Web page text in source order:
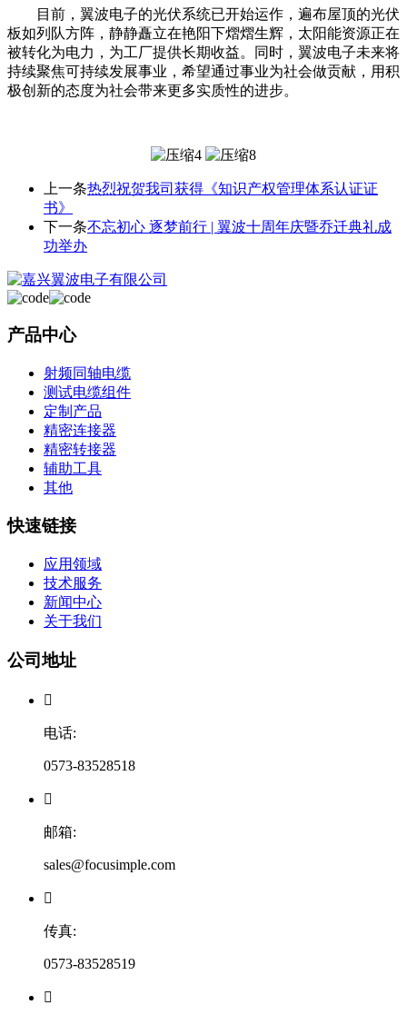
目前，翼波电子的光伏系统已开始运作，遍布屋顶的光伏
板如列队方阵，静静矗立在艳阳下熠熠生辉，太阳能资源正在
被转化为电力，为工厂提供长期收益。同时，翼波电子未来将
持续聚焦可持续发展事业，希望通过事业为社会做贡献，用积
极创新的态度为社会带来更多实质性的进步。
上一条热烈祝贺我司获得《知识产权管理体系认证证
书》
下一条不忘初心 逐梦前行 | 翼波十周年庆暨乔迁典礼成
功举办
产品中心
射频同轴电缆
测试电缆组件
定制产品
精密连接器
精密转接器
辅助工具
其他
快速链接
应用领域
技术服务
新闻中心
关于我们
公司地址

电话:
0573-83528518

邮箱:
sales@focusimple.com

传真:
0573-83528519
